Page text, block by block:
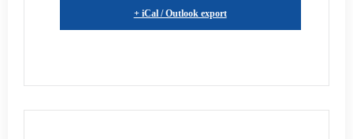
+ iCal / Outlook export